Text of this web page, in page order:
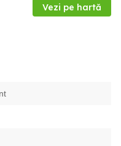
Vezi pe hartă